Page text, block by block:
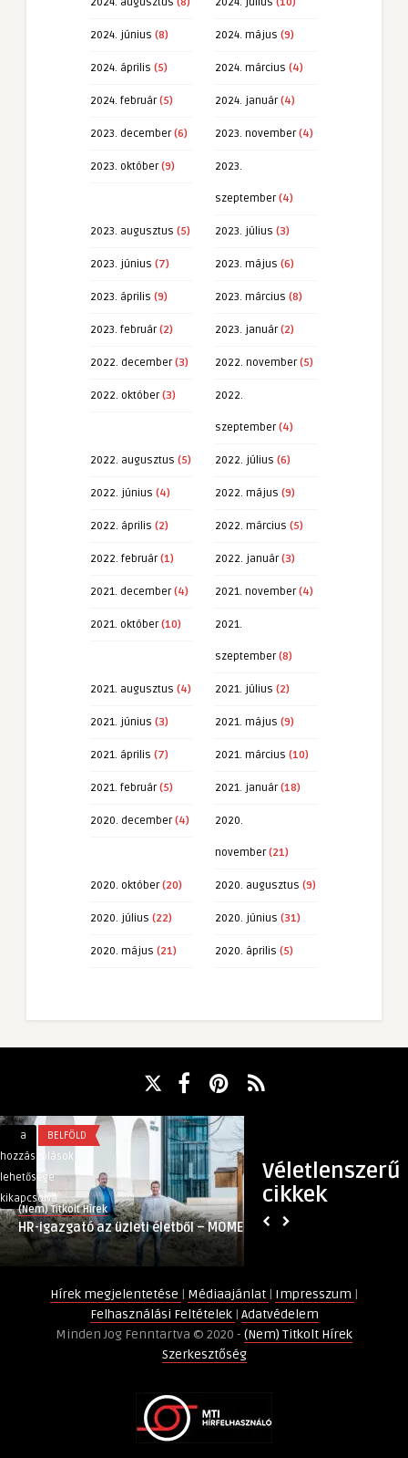
2024. június (8) 2024. május (9)
2024. április (5) 2024. március (4)
2024. február(5) 2024. január(4)
2023. december(6) 2023. november(4)
2023. október(9) 2023.
szeptember(4)
2023. augusztus (5) 2023. július (3)
2023. június (7) 2023. május (6)
2023. április (9) 2023. március (8)
2023. február(2) 2023. január(2)
2022. december(3) 2022. november(5)
2022. október(3) 2022.
szeptember(4)
2022. augusztus (5) 2022. július (6)
2022. június (4) 2022. május (9)
2022. április (2) 2022. március (5)
2022. február(1) 2022. január(3)
2021. december(4) 2021. november(4)
2021. október(10) 2021.
szeptember(8)
2021. augusztus (4) 2021. július (2)
2021. június (3) 2021. május (9)
2021. április (7) 2021. március (10)
2021. február(5) 2021. január(18)
2020. december(4) 2020.
november(21)
2020. október(20) 2020. augusztus (9)
2020. július (22) 2020. június (31)
2020. május (21) 2020. április (5)
Véletlenszerű
cikkek
igazgató
az
üzleti
életből
–
a
hozzászólások
lehetősége
kikapcsolva
BELFÖLD
(Nem) Titkolt Hírek
HR-igazgató az üzleti életből – MOME
megvásárolná
a
lehetősége
kikapcsolva
Hírek megjelentetése | Médiaajánlat | Impresszum |
Felhasználási Feltételek | Adatvédelem
Minden Jog Fenntartva © 2020 - (Nem) Titkolt Hírek
Szerkesztőség